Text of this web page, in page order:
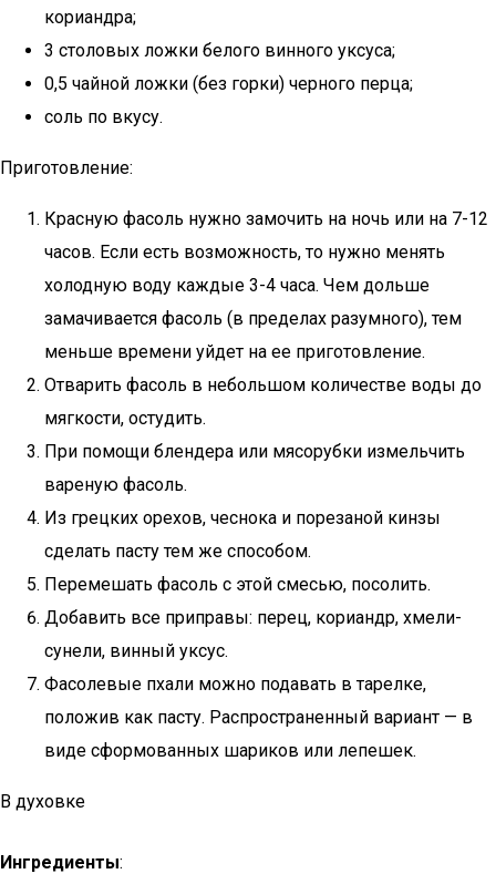
кориандра;
3 столовых ложки белого винного уксуса;
0,5 чайной ложки (без горки) черного перца;
соль по вкусу.
Приготовление:
Красную фасоль нужно замочить на ночь или на 7-12
часов. Если есть возможность, то нужно менять
холодную воду каждые 3-4 часа. Чем дольше
замачивается фасоль (в пределах разумного), тем
меньше времени уйдет на ее приготовление.
Отварить фасоль в небольшом количестве воды до
мягкости, остудить.
При помощи блендера или мясорубки измельчить
вареную фасоль.
Из грецких орехов, чеснока и порезаной кинзы
сделать пасту тем же способом.
Перемешать фасоль с этой смесью, посолить.
Добавить все приправы: перец, кориандр, хмели-
сунели, винный уксус.
Фасолевые пхали можно подавать в тарелке,
положив как пасту. Распространенный вариант — в
виде сформованных шариков или лепешек.
В духовке
Ингредиенты: